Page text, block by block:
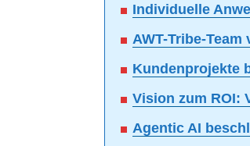
Individuelle
AWT-Tribe-
Kundenprojekte
Vision zum ROI:
Agentic AI